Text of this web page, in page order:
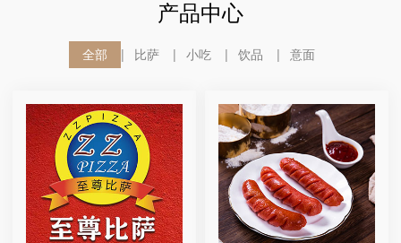
产品中心
全部 比萨 小吃 饮品 意面